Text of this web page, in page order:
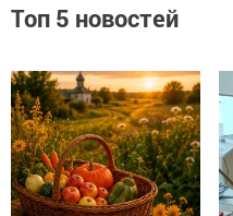
Топ 5 новостей